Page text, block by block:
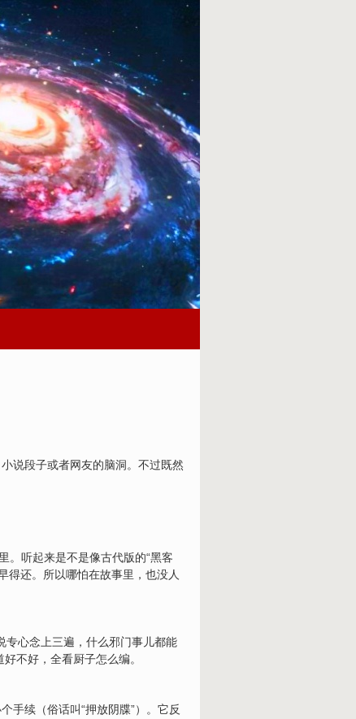
说段子或者网友的脑洞。不过既然
。听起来是不是像古代版的“黑客
得还。所以哪怕在故事里，也没人
专心念上三遍，什么邪门事儿都能
不好，全看厨子怎么编。
手续（俗话叫“押放阴牒”）。它反